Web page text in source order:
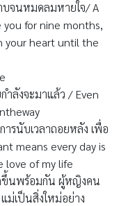
บจนหมดลมหายใจ/ A
you for nine months,
your heart until the
ำลังจะมาแล้ว / Even
รนับเวลาถอยหลัง เพื่อ
means every day is
love of my life
ดขึ้นพร้อมกัน ผู้หญิงคน
ม่เป็นสิ่งใหม่อย่าง